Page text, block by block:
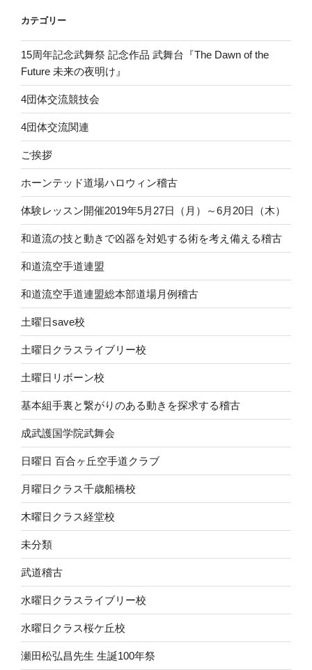
カテゴリー
15周年記念武舞祭 記念作品 武舞台『The Dawn of the
Future 未来の夜明け』
4団体交流競技会
4団体交流関連
ご挨拶
ホーンテッド道場ハロウィン稽古
体験レッスン開催2019年5月27日（月）～6月20日（木）
和道流の技と動きで凶器を対処する術を考え備える稽古
和道流空手道連盟
和道流空手道連盟総本部道場月例稽古
土曜日save校
土曜日クラスライブリー校
土曜日リボーン校
基本組手裏と繋がりのある動きを探求する稽古
成武護国学院武舞会
日曜日 百合ヶ丘空手道クラブ
月曜日クラス千歳船橋校
木曜日クラス経堂校
未分類
武道稽古
水曜日クラスライブリー校
水曜日クラス桜ケ丘校
瀬田松弘昌先生 生誕100年祭